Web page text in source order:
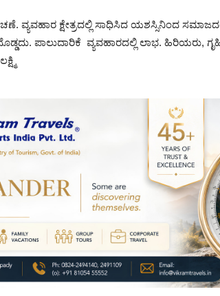
ವ್ಯವಹಾರ ಕ್ಷೇತ್ರದಲ್ಲಿ ಸಾಧಿಸಿದ ಯಶಸ್ಸಿನಿಂದ
ಪಾಲುದಾರಿಕೆ ವ್ಯವಹಾರದಲ್ಲಿ ಲಾಭ. ಹಿರಿಯರು,